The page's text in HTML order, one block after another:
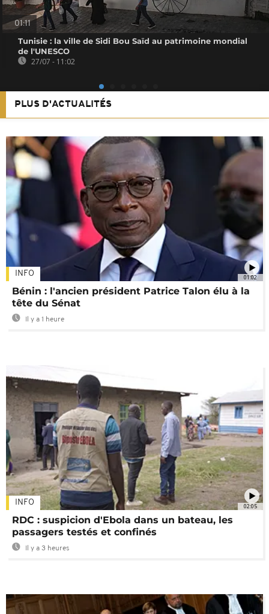
01:11
Tunisie : la ville de Sidi Bou Saïd au patrimoine mondial
de l'UNESCO
27/07 - 11:02
PLUS D'ACTUALITÉS
01:02
INFO
Bénin : l'ancien président Patrice Talon élu à la
tête du Sénat
Il y a 1 heure
02:05
INFO
RDC : suspicion d'Ebola dans un bateau, les
passagers testés et confinés
Il y a 3 heures